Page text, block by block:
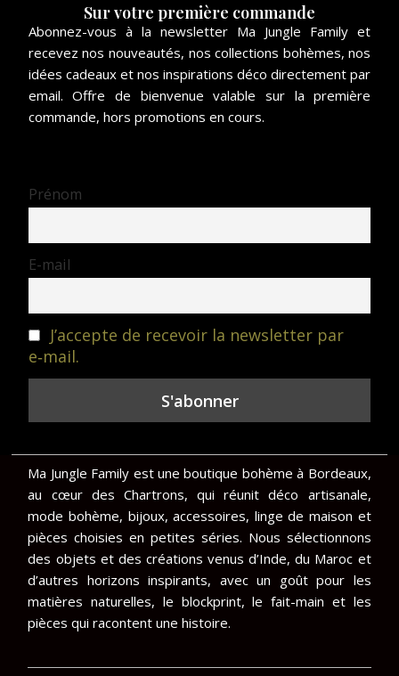
Sur votre première commande
Abonnez-vous à la newsletter Ma Jungle Family et
recevez nos nouveautés, nos collections bohèmes, nos
idées cadeaux et nos inspirations déco directement par
email. Offre de bienvenue valable sur la première
commande, hors promotions en cours.
Prénom
E-mail
J’accepte de recevoir la newsletter par
e‑mail.
Ma Jungle Family est une boutique bohème à Bordeaux,
au cœur des Chartrons, qui réunit déco artisanale,
mode bohème, bijoux, accessoires, linge de maison et
pièces choisies en petites séries. Nous sélectionnons
des objets et des créations venus d’Inde, du Maroc et
d’autres horizons inspirants, avec un goût pour les
matières naturelles, le blockprint, le fait-main et les
pièces qui racontent une histoire.